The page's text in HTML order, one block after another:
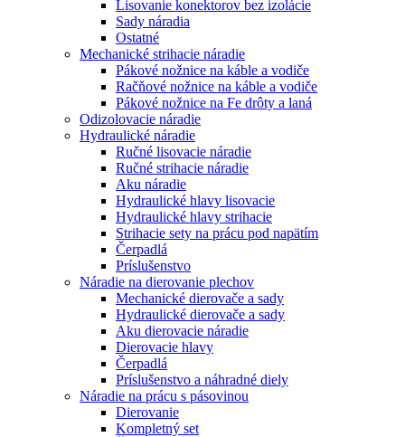
Lisovanie konektorov bez izolácie
Sady náradia
Ostatné
Mechanické strihacie náradie
Pákové nožnice na káble a vodiče
Račňové nožnice na káble a vodiče
Pákové nožnice na Fe drôty a laná
Odizolovacie náradie
Hydraulické náradie
Ručné lisovacie náradie
Ručné strihacie náradie
Aku náradie
Hydraulické hlavy lisovacie
Hydraulické hlavy strihacie
Strihacie sety na prácu pod napätím
Čerpadlá
Príslušenstvo
Náradie na dierovanie plechov
Mechanické dierovače a sady
Hydraulické dierovače a sady
Aku dierovacie náradie
Dierovacie hlavy
Čerpadlá
Príslušenstvo a náhradné diely
Náradie na prácu s pásovinou
Dierovanie
Kompletný set